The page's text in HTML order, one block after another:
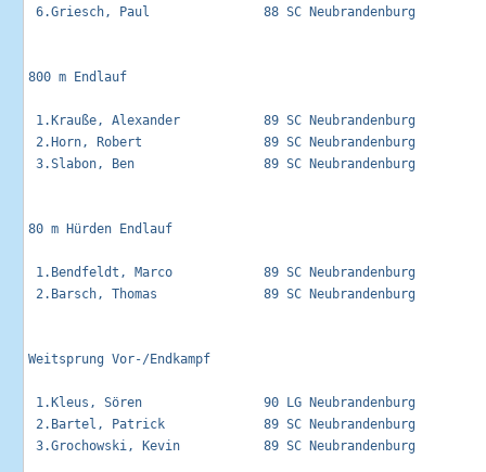
6.Griesch, Paul               88 SC Neubrandenburg
800 m Endlauf
1.Krauße, Alexander           89 SC Neubrandenburg
2.Horn, Robert                89 SC Neubrandenburg
3.Slabon, Ben                 89 SC Neubrandenburg
80 m Hürden Endlauf
1.Bendfeldt, Marco            89 SC Neubrandenburg
2.Barsch, Thomas              89 SC Neubrandenburg
Weitsprung Vor-/Endkampf
1.Kleus, Sören                90 LG
2.Bartel, Patrick             89 SC
3.Grochowski, Kevin           89 SC